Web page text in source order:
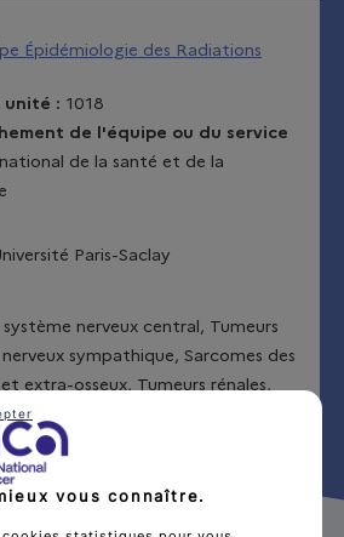
Épidémiologie des Radiations
unité : 1018
de l'équipe ou du service
de la santé et de la
Paris-Saclay
nerveux central, Tumeurs
sympathique, Sarcomes des
extra-osseux, Tumeurs rénales,
osseuses, Mélanomes malins
malignes épithéliales,
trophoblastiques et
Tumeurs
Autre tumeur maligne
vous connaître.